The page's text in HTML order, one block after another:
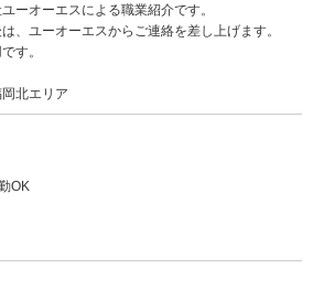
ーオーエスによる職業紹介です。
、ユーオーエスからご連絡を差し上げます。
す。
北エリア
OK